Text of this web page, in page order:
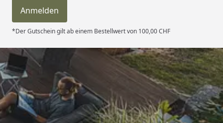
Anmelden
*Der Gutschein gilt ab einem Bestellwert von 100,00 CHF
Trusted Shops
4,81/ 5